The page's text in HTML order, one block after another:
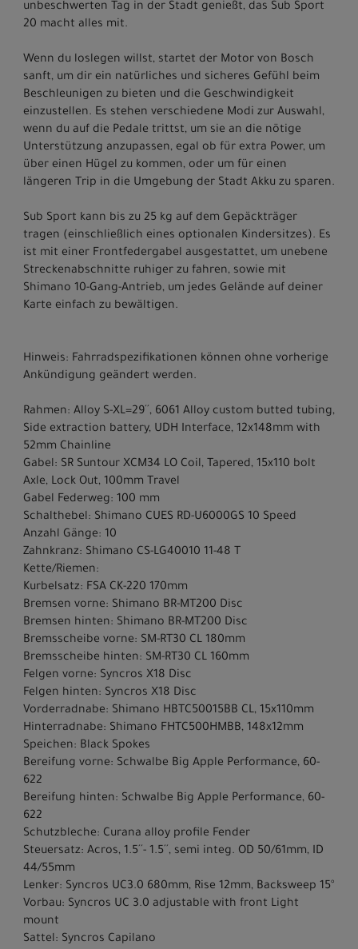
unbeschwerten Tag in der Stadt genießt, das Sub Sport
20 macht alles mit.
Wenn du loslegen willst, startet der Motor von Bosch
sanft, um dir ein natürliches und sicheres Gefühl beim
Beschleunigen zu bieten und die Geschwindigkeit
einzustellen. Es stehen verschiedene Modi zur Auswahl,
wenn du auf die Pedale trittst, um sie an die nötige
Unterstützung anzupassen, egal ob für extra Power, um
über einen Hügel zu kommen, oder um für einen
längeren Trip in die Umgebung der Stadt Akku zu sparen.
Sub Sport kann bis zu 25 kg auf dem Gepäckträger
tragen (einschließlich eines optionalen Kindersitzes). Es
ist mit einer Frontfedergabel ausgestattet, um unebene
Streckenabschnitte ruhiger zu fahren, sowie mit
Shimano 10-Gang-Antrieb, um jedes Gelände auf deiner
Karte einfach zu bewältigen.
Hinweis: Fahrradspezifikationen können ohne vorherige
Ankündigung geändert werden.
Rahmen: Alloy S-XL=29´´, 6061 Alloy custom butted tubing,
Side extraction battery, UDH Interface, 12x148mm with
52mm Chainline
Gabel: SR Suntour XCM34 LO Coil, Tapered, 15x110 bolt
Axle, Lock Out, 100mm Travel
Gabel Federweg: 100 mm
Schalthebel: Shimano CUES RD-U6000GS 10 Speed
Anzahl Gänge: 10
Zahnkranz: Shimano CS-LG40010 11-48 T
Kette/Riemen:
Kurbelsatz: FSA CK-220 170mm
Bremsen vorne: Shimano BR-MT200 Disc
Bremsen hinten: Shimano BR-MT200 Disc
Bremsscheibe vorne: SM-RT30 CL 180mm
Bremsscheibe hinten: SM-RT30 CL 160mm
Felgen vorne: Syncros X18 Disc
Felgen hinten: Syncros X18 Disc
Vorderradnabe: Shimano HBTC50015BB CL, 15x110mm
Hinterradnabe: Shimano FHTC500HMBB, 148x12mm
Speichen: Black Spokes
Bereifung vorne: Schwalbe Big Apple Performance, 60-
622
Bereifung hinten: Schwalbe Big Apple Performance, 60-
622
Schutzbleche: Curana alloy profile Fender
Steuersatz: Acros, 1.5´´- 1.5´´, semi integ. OD 50/61mm, ID
44/55mm
Lenker: Syncros UC3.0 680mm, Rise 12mm, Backsweep 15°
Vorbau: Syncros UC 3.0 adjustable with front Light
mount
Sattel: Syncros Capilano